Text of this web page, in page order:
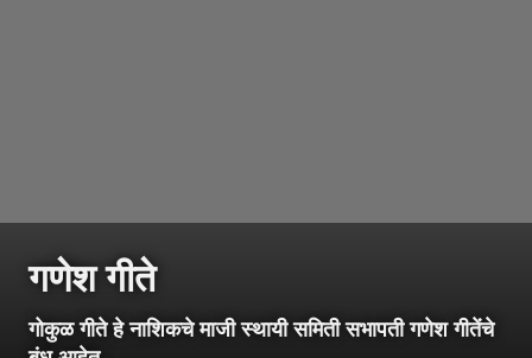
गणेश गीते
गोकुळ गीते हे नाशिकचे माजी स्थायी समिती सभापती गणेश गीतेंचे